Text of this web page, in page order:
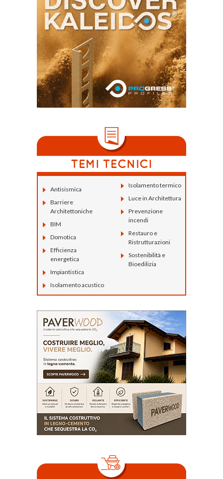
Antisismica
Barriere
Architettoniche
BIM
Domotica
Efficienza
energetica
Impiantistica
Isolamento acustico
Isolamento termico
Luce in Architettura
Prevenzione
incendi
Restauro e
Ristrutturazioni
Sostenibilità e
Bioedilizia